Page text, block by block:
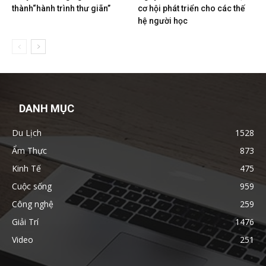
thành“hành trình thư giãn”
cơ hội phát triển cho các thế
hệ người học
DANH MỤC
Du Lịch
1528
Ẩm Thực
873
Kinh Tế
475
Cuộc sống
959
Công nghệ
259
Giải Trí
1476
Video
251